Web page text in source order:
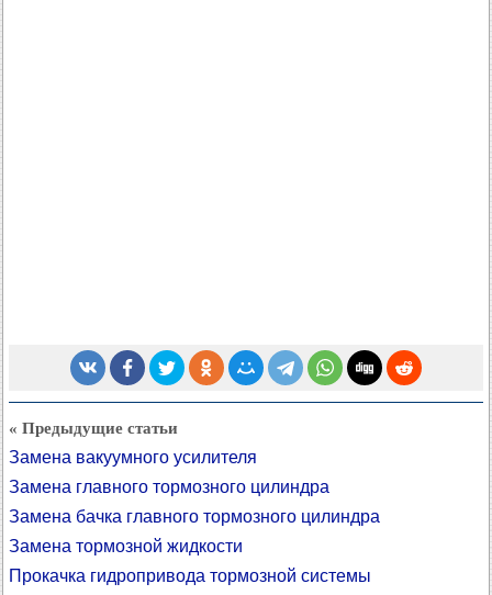
« Предыдущие статьи
Замена вакуумного усилителя
Замена главного тормозного цилиндра
Замена бачка главного тормозного цилиндра
Замена тормозной жидкости
Прокачка гидропривода тормозной системы